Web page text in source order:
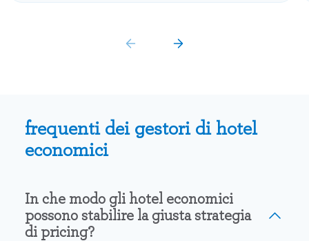
frequenti dei gestori di hotel
economici
In che modo gli hotel economici
possono stabilire la giusta strategia
di pricing?